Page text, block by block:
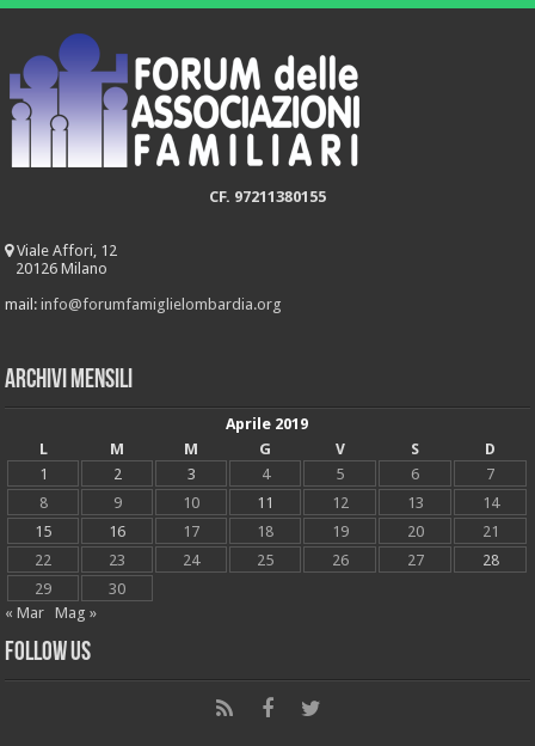
CF. 97211380155
Viale Affori, 12
20126 Milano
mail:info@forumfamiglielombardia.org
Archivi mensili
Aprile 2019
L
M M G V S
D
1
2 3 4 5 6
7
8
9 10 11 12 13
14
15
16 17 18 19 20
21
22
23 24 25 26 27
28
29
30
« Mar
Mag »
Follow Us